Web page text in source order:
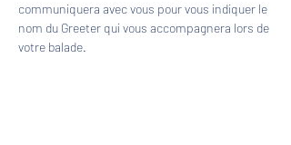
communiquera avec vous pour vous indiquer le
nom du Greeter qui vous accompagnera lors de
votre balade.